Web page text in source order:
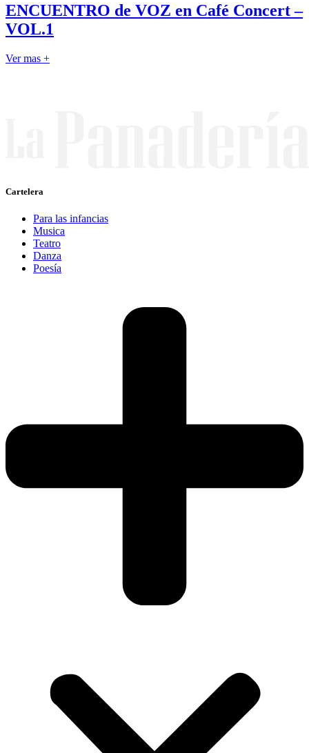
ENCUENTRO de VOZ en Café Concert –
VOL.1
Ver mas +
Cartelera
Para las infancias
Musica
Teatro
Danza
Poesía